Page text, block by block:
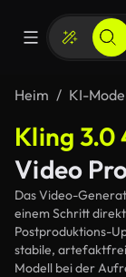
Heim KI-
Kling 3.0
Video
Das Video-
einem Schritt
Postproduktions-
stabile,
Modell bei der